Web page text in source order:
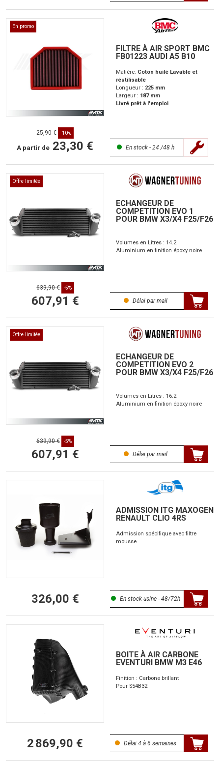
En promo
FILTRE À AIR SPORT BMC
FB01223 AUDI A5 B10
Matière: Coton huilé Lavable et
réutilisable
Longueur : 225 mm
Largeur : 187 mm
Livré prêt à l'emploi
25,90 € -10%
A partir de 23,30 € En stock - 24 /48 h
Offre limitée
ECHANGEUR DE
COMPETITION EVO 1
POUR BMW X3/X4 F25/F26
Volumes en Litres : 14.2
Aluminium en finition époxy noire
639,90 € -5%
607,91 € Délai par mail
Offre limitée
ECHANGEUR DE
COMPETITION EVO 2
POUR BMW X3/X4 F25/F26
Volumes en Litres : 16.2
Aluminium en finition époxy noire
639,90 € -5%
607,91 € Délai par mail
ADMISSION ITG MAXOGEN
RENAULT CLIO 4RS
Admission spécifique avec filtre
mousse
326,00 € En stock usine - 48/72h
BOITE À AIR CARBONE
EVENTURI BMW M3 E46
Finition : Carbone brillant
Pour S54B32
2 869,90 € Délai 4 à 6 semaines